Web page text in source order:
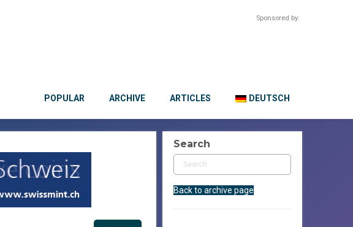
Sponsored by:
POPULAR ARCHIVE ARTICLES DEUTSCH
Search
Back to archive page